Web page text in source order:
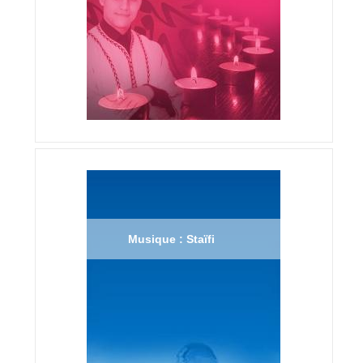
Musique : Staïfi